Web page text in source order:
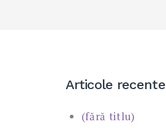
Articole recente
(fără titlu)